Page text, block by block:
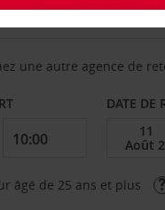
une autre agence de
DATE DE
âgé de 25 ans et plus